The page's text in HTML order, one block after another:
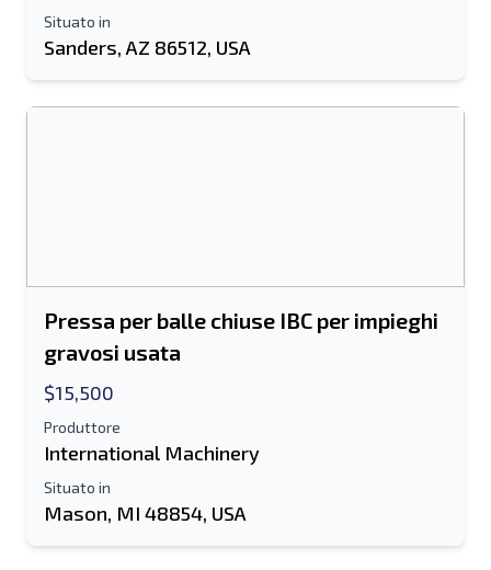
Situato in
Sanders, AZ 86512, USA
Pressa per balle chiuse IBC per impieghi
gravosi usata
$15,500
Produttore
International Machinery
Situato in
Mason, MI 48854, USA